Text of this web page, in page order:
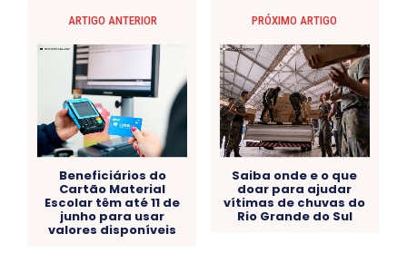
ARTIGO ANTERIOR
Beneficiários do
Cartão Material
Escolar têm até 11 de
junho para usar
valores disponíveis
PRÓXIMO ARTIGO
Saiba onde e o que
doar para ajudar
vítimas de chuvas do
Rio Grande do Sul